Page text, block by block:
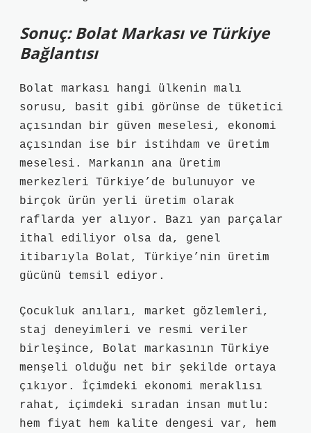
Sonuç: Bolat Markası ve Türkiye
Bağlantısı
Bolat markası hangi ülkenin malı
sorusu, basit gibi görünse de tüketici
açısından bir güven meselesi, ekonomi
açısından ise bir istihdam ve üretim
meselesi. Markanın ana üretim
merkezleri Türkiye’de bulunuyor ve
birçok ürün yerli üretim olarak
raflarda yer alıyor. Bazı yan parçalar
ithal ediliyor olsa da, genel
itibarıyla Bolat, Türkiye’nin üretim
gücünü temsil ediyor.
Çocukluk anıları, market gözlemleri,
staj deneyimleri ve resmi veriler
birleşince, Bolat markasının Türkiye
menşeli olduğu net bir şekilde ortaya
çıkıyor. İçimdeki ekonomi meraklısı
rahat, içimdeki sıradan insan mutlu:
hem fiyat hem kalite dengesi var, hem